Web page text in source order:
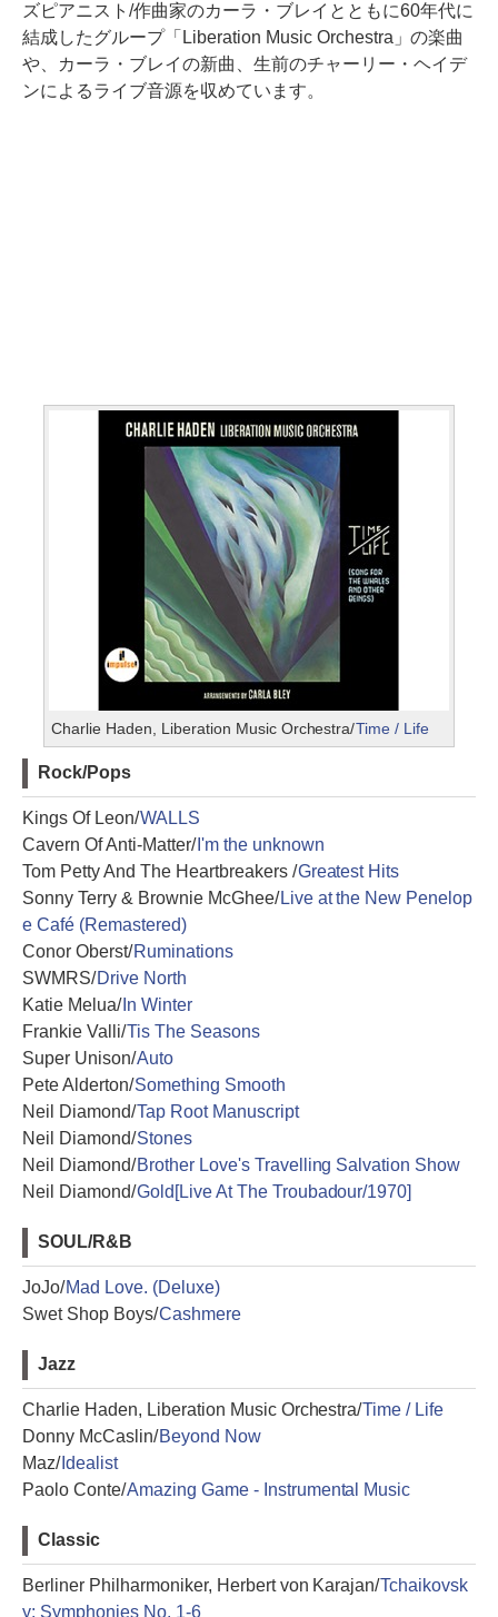
ズピアニスト/作曲家のカーラ・ブレイとともに60年代に
結成したグループ「Liberation Music Orchestra」の楽曲
や、カーラ・ブレイの新曲、生前のチャーリー・ヘイデ
ンによるライブ音源を収めています。
Charlie Haden, Liberation Music Orchestra/Time / Life
Rock/Pops
Kings Of Leon/WALLS
Cavern Of Anti-Matter/I'm the unknown
Tom Petty And The Heartbreakers /Greatest Hits
Sonny Terry & Brownie McGhee/Live at the New Penelop
e Café (Remastered)
Conor Oberst/Ruminations
SWMRS/Drive North
Katie Melua/In Winter
Frankie Valli/Tis The Seasons
Super Unison/Auto
Pete Alderton/Something Smooth
Neil Diamond/Tap Root Manuscript
Neil Diamond/Stones
Neil Diamond/Brother Love's Travelling Salvation Show
Neil Diamond/Gold[Live At The Troubadour/1970]
SOUL/R&B
JoJo/Mad Love. (Deluxe)
Swet Shop Boys/Cashmere
Jazz
Charlie Haden, Liberation Music Orchestra/Time / Life
Donny McCaslin/Beyond Now
Maz/Idealist
Paolo Conte/Amazing Game - Instrumental Music
Classic
Berliner Philharmoniker, Herbert von Karajan/Tchaikovsk
y: Symphonies No. 1-6